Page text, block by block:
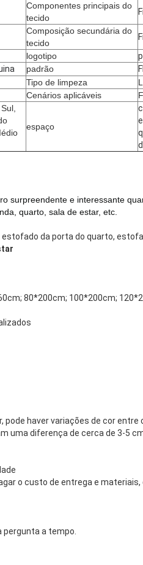
Componentes principais do
tecido
Composição secundária do
tecido
logotipo
padrão
Tipo de limpeza
Cenários aplicáveis
espaço
surpreendente e interessante
quarto, sala de estar, etc.
estofado da porta do quarto,
80*200cm; 100*200cm;
haver variações de cor entre
uma diferença de cerca de 3-5
o custo de entrega e materiais,
pergunta a tempo.